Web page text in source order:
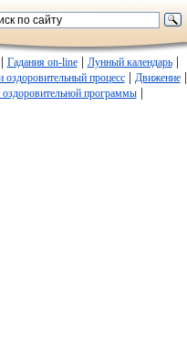
Гадания on-line| Лунный календарь|
оздоровительный процесс| Движение|
программы|